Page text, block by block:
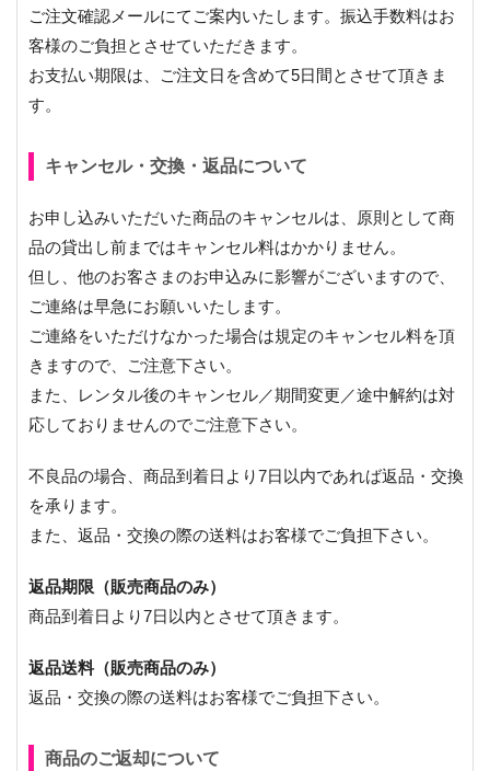
ご注文確認メールにてご案内いたします。振込手数料はお
客様のご負担とさせていただきます。
お支払い期限は、ご注文日を含めて5日間とさせて頂きま
す。
キャンセル・交換・返品について
お申し込みいただいた商品のキャンセルは、原則として商
品の貸出し前まではキャンセル料はかかりません。
但し、他のお客さまのお申込みに影響がございますので、
ご連絡は早急にお願いいたします。
ご連絡をいただけなかった場合は規定のキャンセル料を頂
きますので、ご注意下さい。
また、レンタル後のキャンセル／期間変更／途中解約は対
応しておりませんのでご注意下さい。
不良品の場合、商品到着日より7日以内であれば返品・交換
を承ります。
また、返品・交換の際の送料はお客様でご負担下さい。
返品期限（販売商品のみ）
商品到着日より7日以内とさせて頂きます。
返品送料（販売商品のみ）
返品・交換の際の送料はお客様でご負担下さい。
商品のご返却について